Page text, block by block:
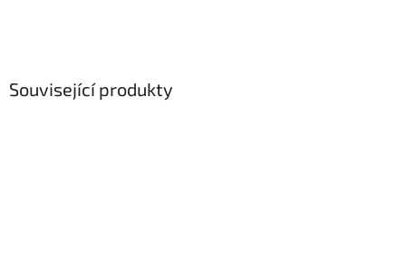
Související produkty